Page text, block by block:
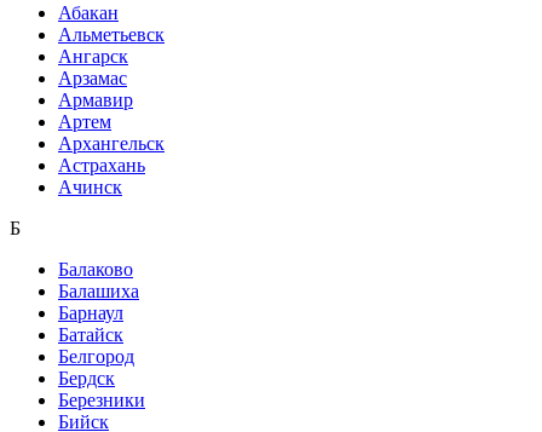
Абакан
Альметьевск
Ангарск
Арзамас
Армавир
Артем
Архангельск
Астрахань
Ачинск
Б
Балаково
Балашиха
Барнаул
Батайск
Белгород
Бердск
Березники
Бийск